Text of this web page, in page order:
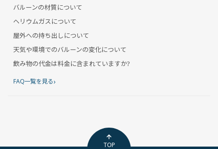
バルーンの材質について
ヘリウムガスについて
屋外への持ち出しについて
天気や環境でのバルーンの変化について
飲み物の代金は料金に含まれていますか?
FAQ一覧を見る›
TOP